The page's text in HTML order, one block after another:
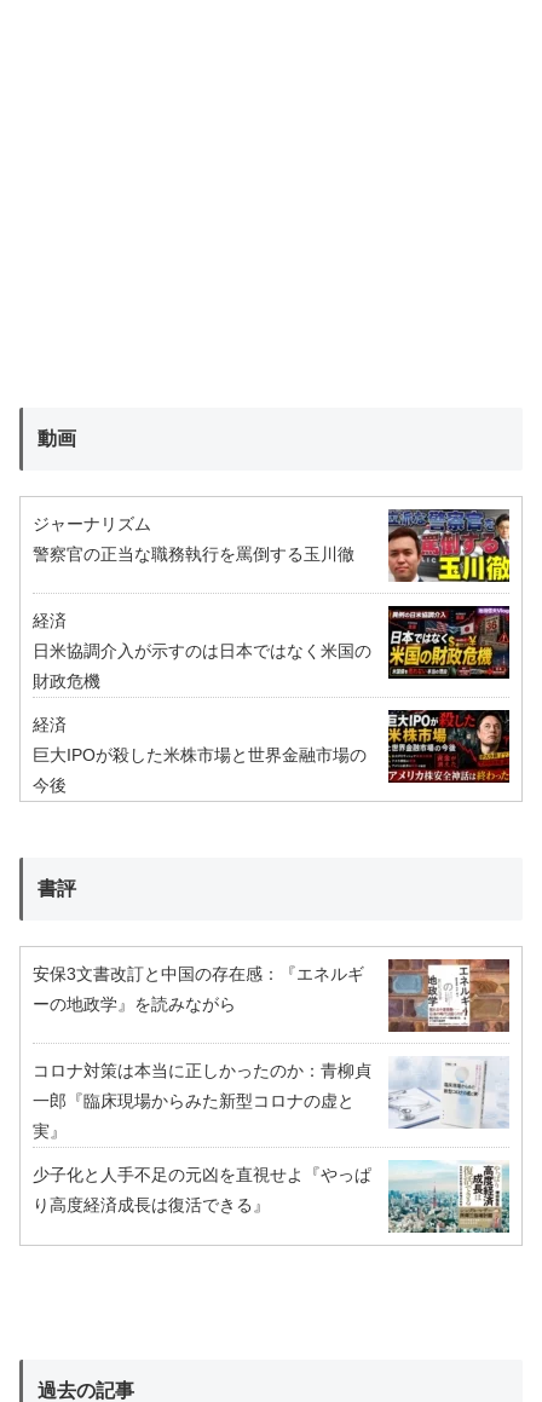
動画
ジャーナリズム
警察官の正当な職務執行を罵倒する玉川徹
経済
日米協調介入が示すのは日本ではなく米国の
財政危機
経済
巨大IPOが殺した米株市場と世界金融市場の
今後
書評
安保3文書改訂と中国の存在感：『エネルギ
ーの地政学』を読みながら
コロナ対策は本当に正しかったのか：青柳貞
一郎『臨床現場からみた新型コロナの虚と
実』
少子化と人手不足の元凶を直視せよ『やっぱ
り高度経済成長は復活できる』
過去の記事